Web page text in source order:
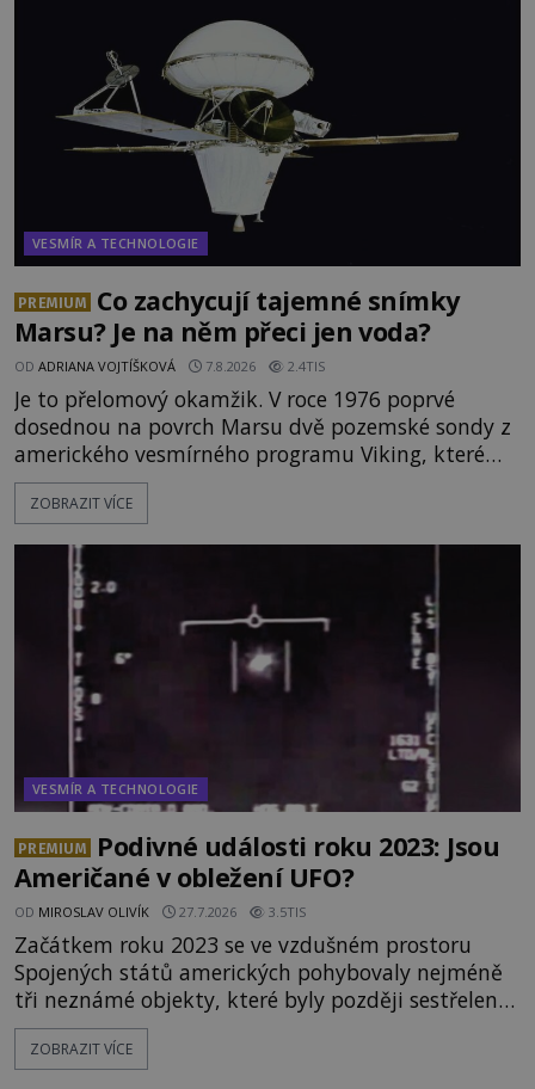
VESMÍR A TECHNOLOGIE
PREMIUM
Co zachycují tajemné snímky
Marsu? Je na něm přeci jen voda?
OD ADRIANA VOJTÍŠKOVÁ 7.8.2026 2.4TIS
Je to přelomový okamžik. V roce 1976 poprvé
dosednou na povrch Marsu dvě pozemské sondy z
amerického vesmírného programu Viking, které
jsou schopny pořídit fotografie záhadami
opředené rudé planety. Viking 1 zde zaznamená
zvané Cydonie totiž zachytí podivný útvar
připomínající lidskou tvář. NASA (Národní úřad
ZOBRAZIT VÍCE
VESMÍR A TECHNOLOGIE
PREMIUM
Podivné události roku 2023: Jsou
Američané v obležení UFO?
OD MIROSLAV OLIVÍK 27.7.2026 3.5TIS
Začátkem roku 2023 se ve vzdušném prostoru
Spojených států amerických pohybovaly nejméně
tři neznámé objekty, které byly později sestřeleny.
Do dnešních dnů nebyly trosky těchto létajících
těles objeveny. Je možné, že šlo o nějaké nové
ZOBRAZIT VÍCE